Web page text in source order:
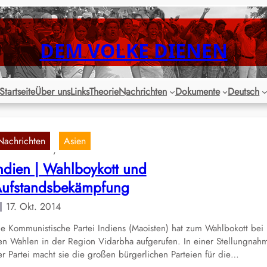
DEM VOLKE DIENEN
StartseiteÜber unsLinksTheorieNachrichten Dokumente Deutsch
,
Asien
| Wahlboykott und
17. Okt. 2014
Kommunistische Partei Indiens (Maoisten) hat zum Wahlbokott bei
Wahlen in der Region Vidarbha aufgerufen. In einer
Partei macht sie die großen bürgerlichen Parteien für die…